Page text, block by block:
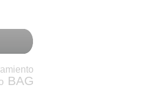
BAG